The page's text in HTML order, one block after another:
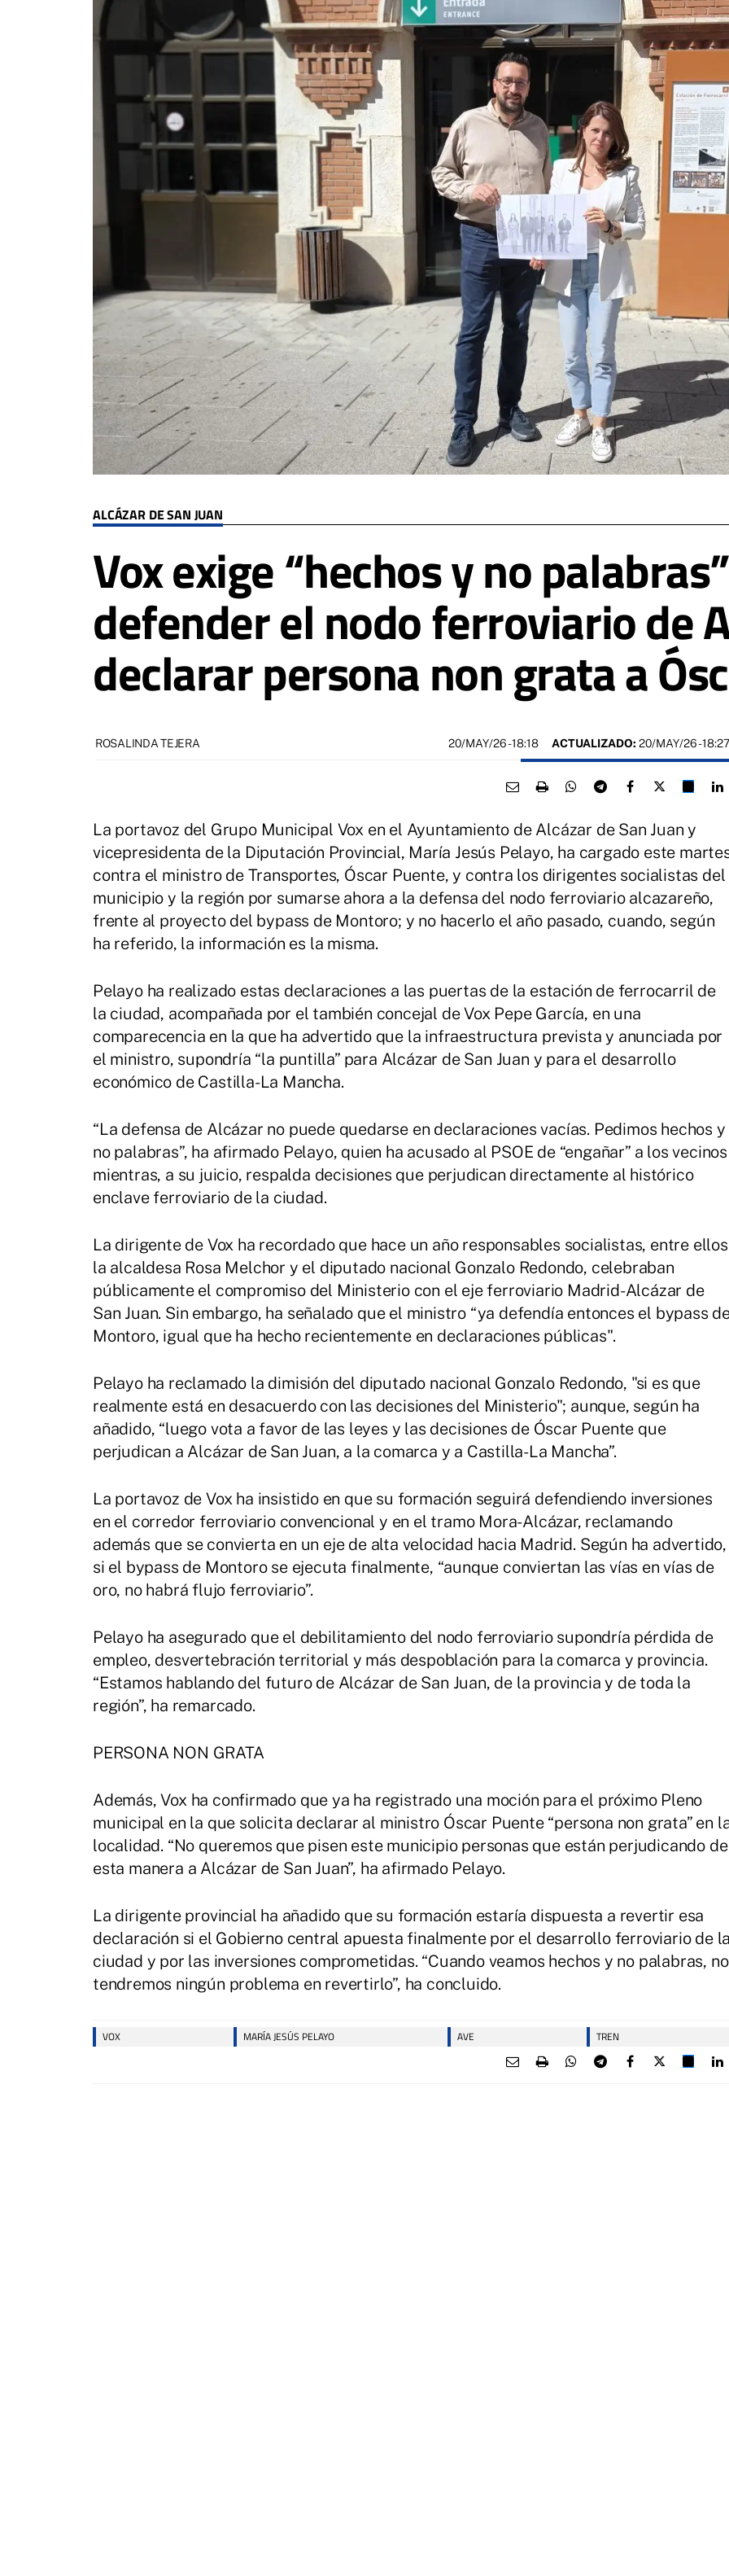
ALCÁZAR DE SAN JUAN
Vox exige “hechos y no
defender el nodo ferroviario de
declarar persona non grata a
ROSALINDA TEJERA 20/MAY/26- 18:18 ACTUALIZADO: 20/MAY/26 - 18:27
La portavoz del Grupo Municipal Vox en el Ayuntamiento de Alcázar de San Juan y
vicepresidenta de la Diputación Provincial, María Jesús Pelayo, ha cargado este
contra el ministro de Transportes, Óscar Puente, y contra los dirigentes socialistas del
municipio y la región por sumarse ahora a la defensa del nodo ferroviario alcazareño,
frente al proyecto del bypass de Montoro; y no hacerlo el año pasado, cuando, según
ha referido, la información es la misma.
Pelayo ha realizado estas declaraciones a las puertas de la estación de ferrocarril de
la ciudad, acompañada por el también concejal de Vox Pepe García, en una
comparecencia en la que ha advertido que la infraestructura prevista y anunciada por
el ministro, supondría “la puntilla” para Alcázar de San Juan y para el desarrollo
económico de Castilla-La Mancha.
“La defensa de Alcázar no puede quedarse en declaraciones vacías. Pedimos hechos y
no palabras”, ha afirmado Pelayo, quien ha acusado al PSOE de “engañar” a los vecinos
mientras, a su juicio, respalda decisiones que perjudican directamente al histórico
enclave ferroviario de la ciudad.
La dirigente de Vox ha recordado que hace un año responsables socialistas, entre ellos
la alcaldesa Rosa Melchor y el diputado nacional Gonzalo Redondo, celebraban
públicamente el compromiso del Ministerio con el eje ferroviario Madrid-Alcázar de
San Juan. Sin embargo, ha señalado que el ministro “ya defendía entonces el bypass
Montoro, igual que ha hecho recientemente en declaraciones públicas".
Pelayo ha reclamado la dimisión del diputado nacional Gonzalo Redondo, "si es que
realmente está en desacuerdo con las decisiones del Ministerio"; aunque, según ha
añadido, “luego vota a favor de las leyes y las decisiones de Óscar Puente que
perjudican a Alcázar de San Juan, a la comarca y a Castilla-La Mancha”.
La portavoz de Vox ha insistido en que su formación seguirá defendiendo inversiones
en el corredor ferroviario convencional y en el tramo Mora-Alcázar, reclamando
además que se convierta en un eje de alta velocidad hacia Madrid. Según ha advertido,
si el bypass de Montoro se ejecuta finalmente, “aunque conviertan las vías en vías de
oro, no habrá flujo ferroviario”.
Pelayo ha asegurado que el debilitamiento del nodo ferroviario supondría pérdida de
empleo, desvertebración territorial y más despoblación para la comarca y provincia.
“Estamos hablando del futuro de Alcázar de San Juan, de la provincia y de toda la
región”, ha remarcado.
PERSONA NON GRATA
Además, Vox ha confirmado que ya ha registrado una moción para el próximo Pleno
municipal en la que solicita declarar al ministro Óscar Puente “persona non grata” en
localidad. “No queremos que pisen este municipio personas que están perjudicando de
esta manera a Alcázar de San Juan”, ha afirmado Pelayo.
La dirigente provincial ha añadido que su formación estaría dispuesta a revertir esa
declaración si el Gobierno central apuesta finalmente por el desarrollo ferroviario de
ciudad y por las inversiones comprometidas. “Cuando veamos hechos y no palabras, no
tendremos ningún problema en revertirlo”, ha concluido.
VOX MARÍA JESÚS PELAYO AVE TREN